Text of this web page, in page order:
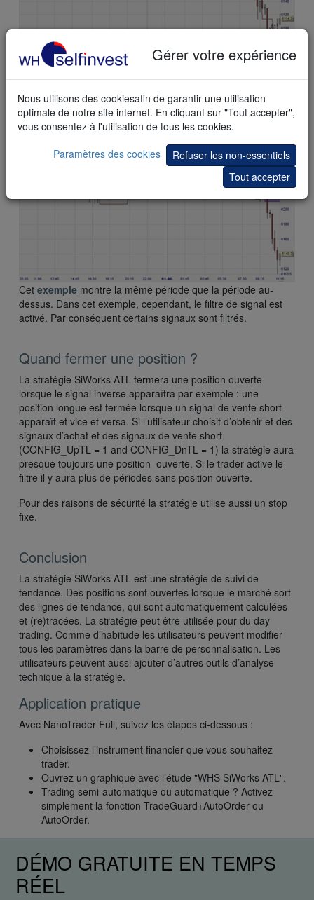
exemple
montre des signaux uniquement basés sur des
lignes de tendances automatisées. Le filtre optionnel de
signaux est visible mais non activé.
Cet exemple montre la même période que la période au-
dessus. Dans cet exemple, cependant, le filtre de signal est
activé. Par conséquent certains signaux sont filtrés.
Quand fermer une position ?
La stratégie SiWorks ATL fermera une position ouverte
lorsque le signal inverse apparaîtra par exemple : une
position longue est fermée lorsque un signal de vente short
apparaît et vice et versa. Si l’utilisateur choisit d’obtenir et des
signaux d’achat et des signaux de vente short
(CONFIG_UpTL = 1 and CONFIG_DnTL = 1) la stratégie aura
presque toujours une position ouverte. Si le trader active le
filtre il y aura plus de périodes sans position ouverte.
Pour des raisons de sécurité la stratégie utilise aussi un stop
fixe.
Conclusion
La stratégie SiWorks ATL est une stratégie de suivi de
tendance. Des positions sont ouvertes lorsque le marché sort
des lignes de tendance, qui sont automatiquement calculées
et (re)tracées. La stratégie peut être utilisée pour du day
trading. Comme d’habitude les utilisateurs peuvent modifier
tous les paramètres dans la barre de personnalisation. Les
utilisateurs peuvent aussi ajouter d’autres outils d’analyse
technique à la stratégie.
Application pratique
Avec NanoTrader Full, suivez les étapes ci-dessous :
Choisissez l’instrument financier que vous souhaitez
trader.
Ouvrez un graphique avec l’étude "WHS SiWorks ATL".
Trading semi-automatique ou automatique ? Activez
simplement la fonction TradeGuard+AutoOrder ou
AutoOrder.
Gérer votre expérience
Nous utilisons des cookiesafin de garantir une utilisation
optimale de notre site internet. En cliquant sur "Tout accepter",
vous consentez à l'utilisation de tous les cookies.
Paramètres des cookies
Refuser les non-essentiels
Tout accepter
DÉMO GRATUITE EN TEMPS
RÉEL